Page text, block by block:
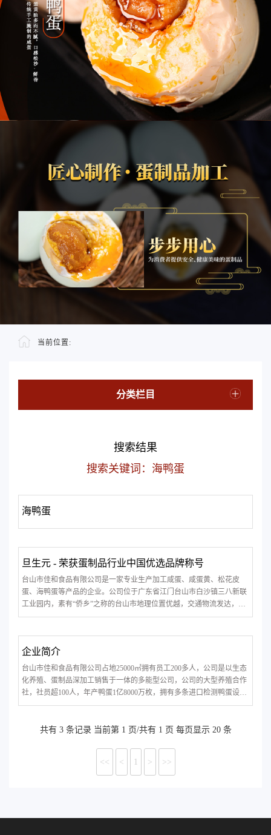
当前位置:
分类栏目
搜索结果
搜索关键词：海鸭蛋
海鸭蛋
旦生元 - 荣获蛋制品行业中国优选品牌称号
台山市佳和食品有限公司是一家专业生产加工咸蛋、咸蛋黄、松花皮
蛋、海鸭蛋等产品的企业。公司位于广东省江门台山市白沙镇三八新联
工业园内，素有“侨乡”之称的台山市地理位置优越，交通物流发达，物
产丰富。“旦生元”是目前佳和公司的主打品牌，品牌的核心价值是“安
企业简介
台山市佳和食品有限公司占地25000㎡拥有员工200多人，公司是以生态
化养殖、蛋制品深加工销售于一体的多能型公司，公司的大型养殖合作
社，社员超100人，年产鸭蛋1亿8000万枚，拥有多条进口检测鸭蛋设
备，清洗设备、取黄设备等，高起点高要求。
共有 3 条记录 当前第 1 页/共有 1 页 每页显示 20 条
<< < 1 > >>